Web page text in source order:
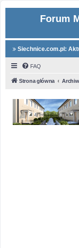
Forum
Siechnice.com.pl:
FAQ
Strona główna